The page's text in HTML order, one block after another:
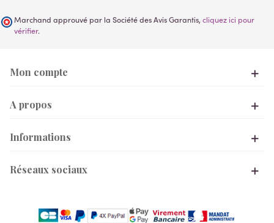
Marchand approuvé par la Société des Avis Garantis, cliquez ici pour
vérifier.
Mon compte
A propos
Informations
Réseaux sociaux